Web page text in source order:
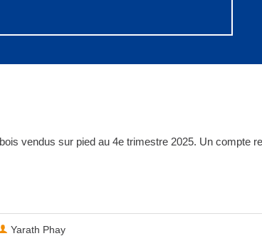
vendus sur pied au 4e trimestre 2025. Un compte
Yarath Phay